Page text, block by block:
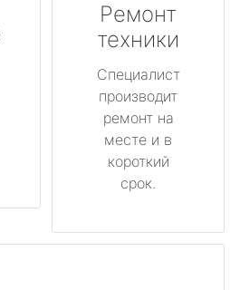
Ремонт
техники
Специалист
производит
ремонт на
месте и в
короткий
срок.